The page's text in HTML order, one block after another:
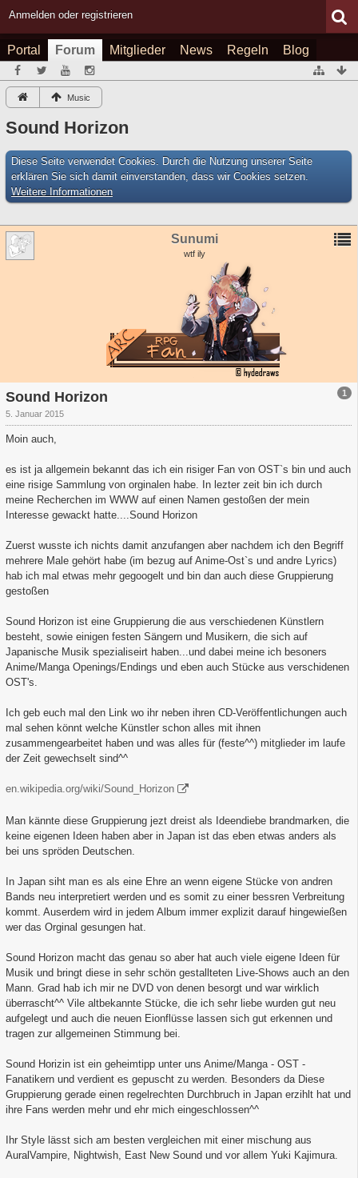
Anmelden oder registrieren
Portal Forum Mitglieder News Regeln Blog
Music
Sound Horizon
Diese Seite verwendet Cookies. Durch die Nutzung unserer Seite
erklären Sie sich damit einverstanden, dass wir Cookies setzen.
Weitere Informationen
Sunumi
wtf ily
1
Sound Horizon
5. Januar 2015
Moin auch,
es ist ja allgemein bekannt das ich ein risiger Fan von OST`s bin und auch
eine risige Sammlung von orginalen habe. In lezter zeit bin ich durch
meine Recherchen im WWW auf einen Namen gestoßen der mein
Interesse gewackt hatte....Sound Horizon
Zuerst wusste ich nichts damit anzufangen aber nachdem ich den Begriff
mehrere Male gehört habe (im bezug auf Anime-Ost`s und andre Lyrics)
hab ich mal etwas mehr gegoogelt und bin dan auch diese Gruppierung
gestoßen
Sound Horizon ist eine Gruppierung die aus verschiedenen Künstlern
besteht, sowie einigen festen Sängern und Musikern, die sich auf
Japanische Musik spezialiseirt haben...und dabei meine ich besoners
Anime/Manga Openings/Endings und eben auch Stücke aus verschidenen
OST's.
Ich geb euch mal den Link wo ihr neben ihren CD-Veröffentlichungen auch
mal sehen könnt welche Künstler schon alles mit ihnen
zusammengearbeitet haben und was alles für (feste^^) mitglieder im laufe
der Zeit gewechselt sind^^
en.wikipedia.org/wiki/Sound_Horizon
Man kännte diese Gruppierung jezt dreist als Ideendiebe brandmarken, die
keine eigenen Ideen haben aber in Japan ist das eben etwas anders als
bei uns spröden Deutschen.
In Japan siht man es als eine Ehre an wenn eigene Stücke von andren
Bands neu interpretiert werden und es somit zu einer bessren Verbreitung
kommt. Auserdem wird in jedem Album immer explizit darauf hingewießen
wer das Orginal gesungen hat.
Sound Horizon macht das genau so aber hat auch viele eigene Ideen für
Musik und bringt diese in sehr schön gestallteten Live-Shows auch an den
Mann. Grad hab ich mir ne DVD von denen besorgt und war wirklich
überrascht^^ Vile altbekannte Stücke, die ich sehr liebe wurden gut neu
aufgelegt und auch die neuen Eionflüsse lassen sich gut erkennen und
tragen zur allgemeinen Stimmung bei.
Sound Horizin ist ein geheimtipp unter uns Anime/Manga - OST -
Fanatikern und verdient es gepuscht zu werden. Besonders da Diese
Gruppierung gerade einen regelrechten Durchbruch in Japan erzihlt hat und
ihre Fans werden mehr und ehr mich eingeschlossen^^
Ihr Style lässt sich am besten vergleichen mit einer mischung aus
AuralVampire, Nightwish, East New Sound und vor allem Yuki Kajimura.